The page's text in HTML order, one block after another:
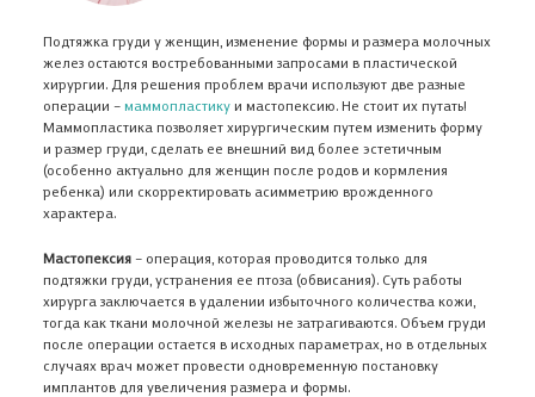
Подтяжка груди у женщин, изменение формы и размера молочных
желез остаются востребованными запросами в пластической
хирургии. Для решения проблем врачи используют две разные
операции –маммопластику и мастопексию. Не стоит их путать!
Маммопластика позволяет хирургическим путем изменить форму
и размер груди, сделать ее внешний вид более эстетичным
(особенно актуально для женщин после родов и кормления
ребенка) или скорректировать асимметрию врожденного
характера.
Мастопексия– операция, которая проводится только для
подтяжки груди, устранения ее птоза (обвисания). Суть работы
хирурга заключается в удалении избыточного количества кожи,
тогда как ткани молочной железы не затрагиваются. Объем груди
после операции остается в исходных параметрах, но в отдельных
случаях врач может провести одновременную постановку
имплантов для увеличения размера и формы.